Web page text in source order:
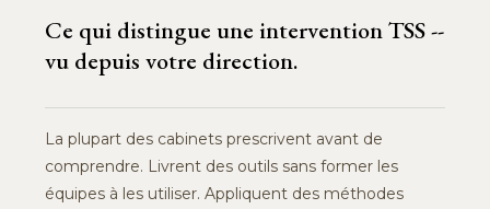
Ce qui distingue une intervention TSS --
vu depuis votre direction.
La plupart des cabinets prescrivent avant de
comprendre. Livrent des outils sans former les
équipes à les utiliser. Appliquent des méthodes